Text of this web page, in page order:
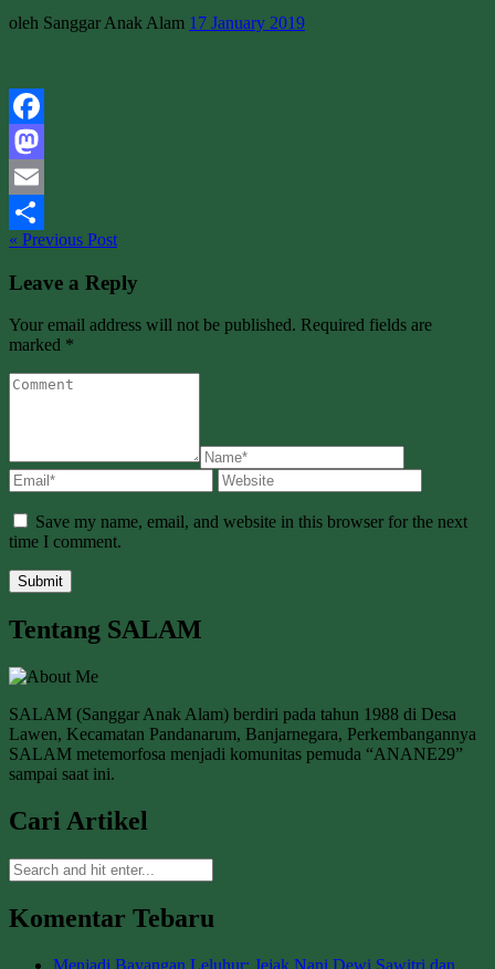
oleh Sanggar Anak Alam 17 January 2019
Facebook
Mastodon
Email
Share
« Previous Post
Leave a Reply
Your email address will not be published. Required fields are
marked *
Save my name, email, and website in this browser for the next
time I comment.
Tentang SALAM
SALAM (Sanggar Anak Alam) berdiri pada tahun 1988 di Desa
Lawen, Kecamatan Pandanarum, Banjarnegara, Perkembangannya
SALAM metemorfosa menjadi komunitas pemuda “ANANE29”
sampai saat ini.
Cari Artikel
Komentar Tebaru
Menjadi Bayangan Leluhur: Jejak Nani Dewi Sawitri dan